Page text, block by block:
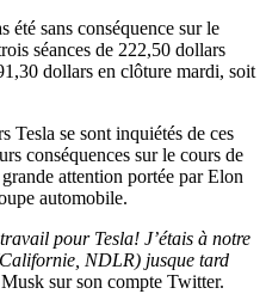
été sans conséquence sur le
séances de 222,50 dollars
dollars en clôture mardi, soit
Tesla se sont inquiétés de ces
conséquences sur le cours de
attention portée par Elon
automobile.
pour Tesla! J’étais à notre
NDLR) jusque tard
sur son compte Twitter.